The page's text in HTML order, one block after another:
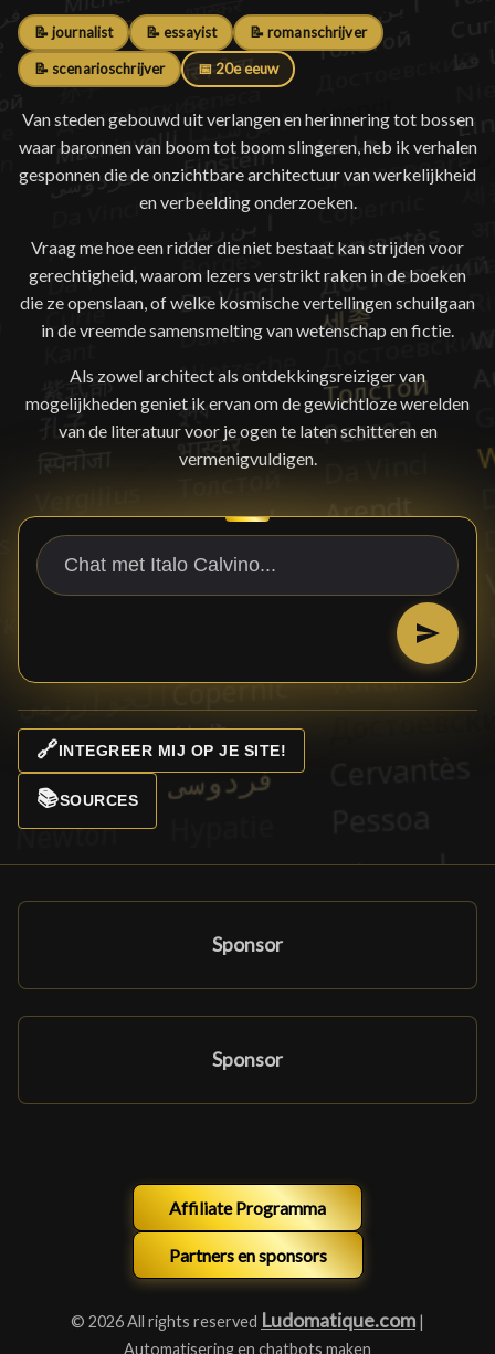
📝 journalist 📝 essayist 📝 romanschrijver
📝 scenarioschrijver 📅 20e eeuw
Van steden gebouwd uit verlangen en herinnering tot bossen
waar baronnen van boom tot boom slingeren, heb ik verhalen
gesponnen die de onzichtbare architectuur van werkelijkheid
en verbeelding onderzoeken.
Vraag me hoe een ridder die niet bestaat kan strijden voor
gerechtigheid, waarom lezers verstrikt raken in de boeken
die ze openslaan, of welke kosmische vertellingen schuilgaan
in de vreemde samensmelting van wetenschap en fictie.
Als zowel architect als ontdekkingsreiziger van
mogelijkheden geniet ik ervan om de gewichtloze werelden
van de literatuur voor je ogen te laten schitteren en
vermenigvuldigen.
🔗INTEGREER MIJ OP JE SITE!
📚SOURCES
Sponsor
Sponsor
Affiliate Programma
Partners en sponsors
© 2026 All rights reserved Ludomatique.com |
Automatisering en chatbots maken